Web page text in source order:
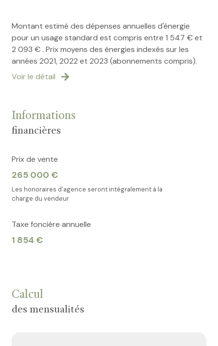
Montant estimé des dépenses annuelles d'énergie
pour un usage standard est compris entre 1 547 € et
2 093 € . Prix moyens des énergies indexés sur les
années 2021, 2022 et 2023 (abonnements compris).
Voir le détail
Informations
financières
Prix de vente
265 000 €
Les honoraires d'agence seront intégralement à la
charge du vendeur
Taxe foncière annuelle
1 854 €
Calcul
des mensualités